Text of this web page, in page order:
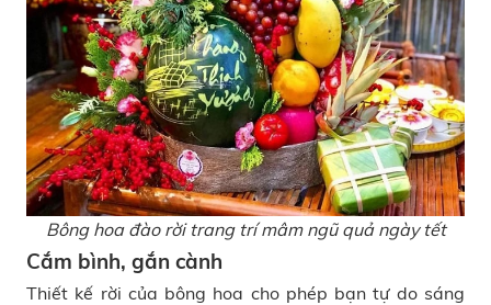
Bông hoa đào rời trang trí mâm ngũ quả ngày tết
Cắm bình, gắn cành
Thiết kế rời của bông hoa cho phép bạn tự do sáng